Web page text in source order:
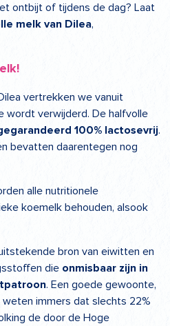
ontbijt of tijdens de dag? Laat
melk van Dilea,
vertrekken we vanuit
wordt verwijderd. De halfvolle
100% lactosevrij.
bevatten daarentegen nog
alle nutritionele
koemelk behouden, alsook
bron van eiwitten en
die onmisbaar zijn in
. Een goede gewoonte,
weten immers dat slechts 22%
de door de Hoge